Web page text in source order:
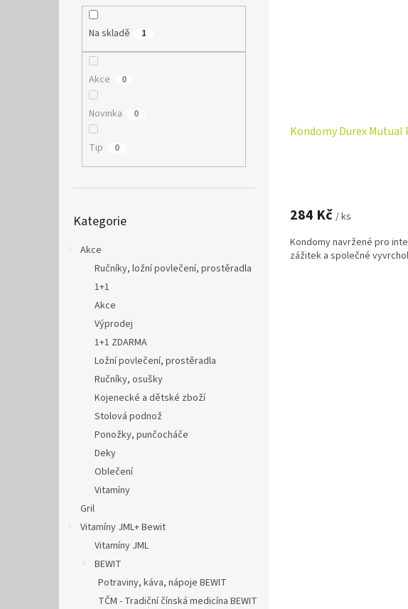
Na skladě 1
Akce 0
Novinka 0
Tip 0
kategorie
Kategorie
Akce
Ručníky, ložní povlečení, prostěradla
1+1
Akce
Výprodej
1+1 ZDARMA
Ložní povlečení, prostěradla
Ručníky, osušky
Kojenecké a dětské zboží
Stolová podnož
Ponožky, punčocháče
Deky
Oblečení
Vitamíny
Gril
Vitamíny JML+ Bewit
Vitamíny JML
BEWIT
Potraviny, káva, nápoje BEWIT
TČM - Tradiční čínská medicína BEWIT
Kondomy Durex Mutual
284 Kč / ks
Kondomy navržené pro
zážitek a společné